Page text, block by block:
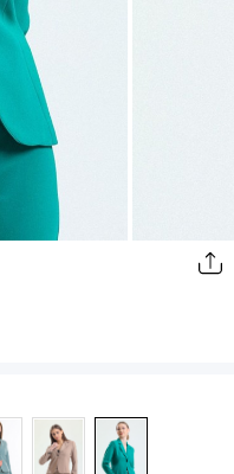
Yağmurluk